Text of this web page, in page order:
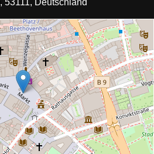
53111, Deutschland